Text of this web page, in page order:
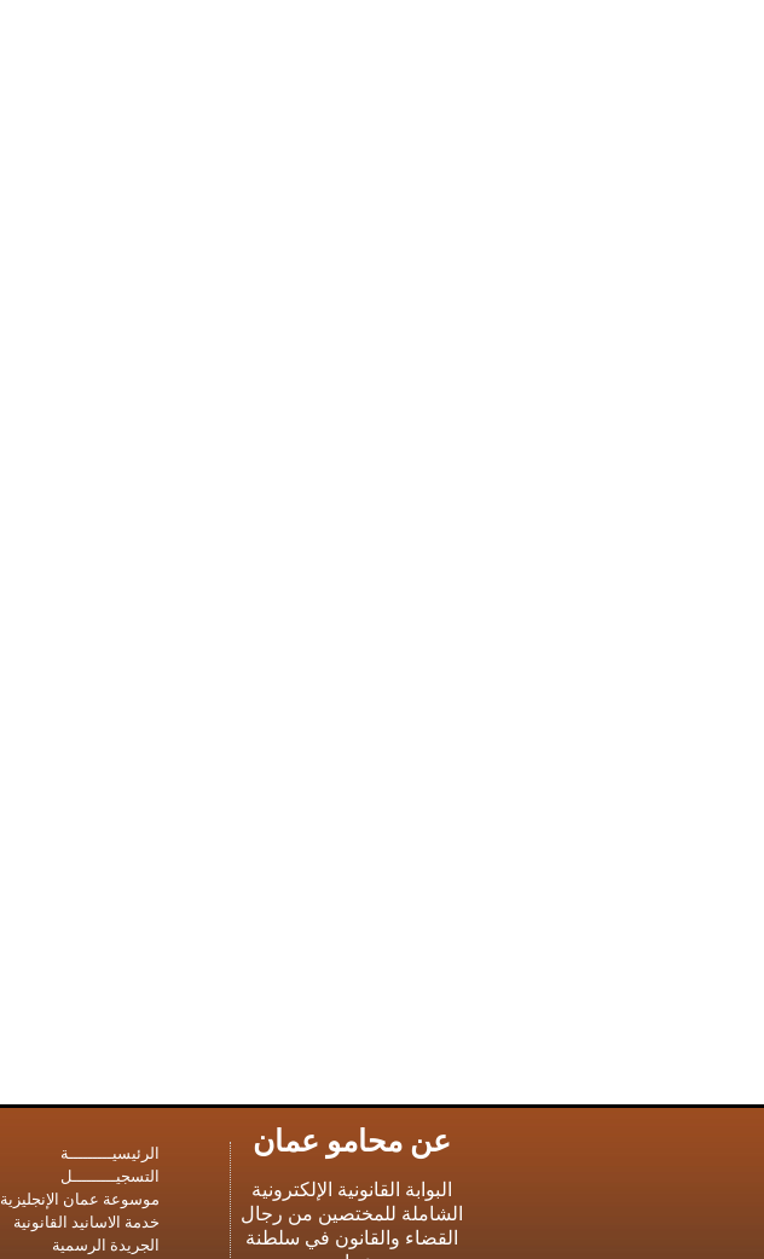
عن محامو عمان
البوابة القانونية الإلكترونية
الشاملة للمختصين من رجال
القضاء والقانون في سلطنة
الرئيسيـــــــــة
التسجيـــــــــل
موسوعة عمان الإنجليزية
خدمة الاسانيد القانونية
الجريدة الرسمية